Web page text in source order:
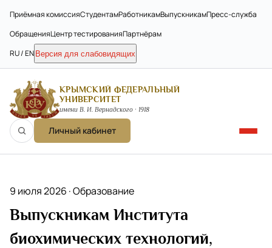
Приёмная комиссияСтудентамРаботникамВыпускникамПресс-служба
ОбращенияЦентр тестированияПартнёрам
RU / EN Версия для слабовидящих
КРЫМСКИЙ ФЕДЕРАЛЬНЫЙ
УНИВЕРСИТЕТ
имени В. И. Вернадского · 1918
Личный кабинет
9 июля 2026 ·Образование
Выпускникам Института
биохимических технологий,